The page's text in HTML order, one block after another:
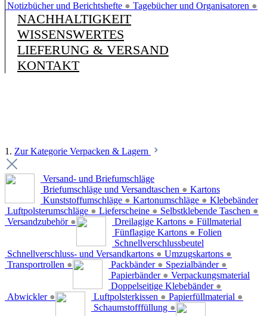
Notizbücher und Berichtshefte ● Tagebücher und Organisatoren ●
NACHHALTIGKEIT
WISSENSWERTES
LIEFERUNG & VERSAND
KONTAKT
1. Zur Kategorie Verpacken & Lagern
Versand- und Briefumschläge
Briefumschläge und Versandtaschen ●
Kunststoffumschläge ● Kartonumschläge ●
Luftpolsterumschläge ● Lieferscheine ● Selbstklebende Taschen ●
Versandzubehör ●
Kartons
Dreilagige Kartons ●
Fünflagige Kartons ●
Schnellverschluss- und Versandkartons ● Umzugskartons ●
Transportrollen ●
Klebebänder
Packbänder ● Spezialbänder ●
Papierbänder ●
Doppelseitige Klebebänder ●
Abwickler ●
Füllmaterial
Luftpolsterkissen ● Papierfüllmaterial ●
Schaumstofffüllung ●
Folien
Schnellverschlussbeutel
Verpackungsmaterial